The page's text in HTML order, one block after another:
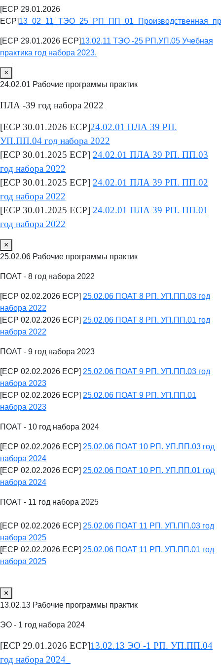
[ECP 29.01.2026
ECP]
[ECP 29.01.2026 ECP]13.02.11 ТЭО -25 РП.УП.05 Учебная
практика год набора 2023.
×
24.02.01 Рабочие программы практик
ПЛА -39 год набора 2022
[ECP 30.01.2026 ECP]24.02.01 ПЛА 39 РП.
УП.ПП.04 год набора 2022
[ECP 30.01.2025 ECP] 24.02.01 ПЛА 39 РП. ПП.03
год набора 2022
[ECP 30.01.2025 ECP] 24.02.01 ПЛА 39 РП. ПП.02
год набора 2022
[ECP 30.01.2025 ECP] 24.02.01 ПЛА 39 РП. ПП.01
год набора 2022
×
25.02.06 Рабочие программы практик
ПОАТ - 8 год набора 2022
[ECP 02.02.2026 ECP] 25.02.06 ПОАТ 8 РП. УП.ПП.03 год
набора 2022
[ECP 02.02.2026 ECP] 25.02.06 ПОАТ 8 РП. УП.ПП.01 год
набора 2022
ПОАТ - 9 год набора 2023
[ECP 02.02.2026 ECP] 25.02.06 ПОАТ 9 РП. УП.ПП.03 год
набора 2023
[ECP 02.02.2026 ECP] 25.02.06 ПОАТ 9 РП. УП.ПП.01
набора 2023
ПОАТ - 10 год набора 2024
[ECP 02.02.2026 ECP] 25.02.06 ПОАТ 10 РП. УП.ПП.03 год
набора 2024
[ECP 02.02.2026 ECP] 25.02.06 ПОАТ 10 РП. УП.ПП.01 год
набора 2024
ПОАТ - 11 год набора 2025
[ECP 02.02.2026 ECP] 25.02.06 ПОАТ 11 РП. УП.ПП.03 год
набора 2025
[ECP 02.02.2026 ECP] 25.02.06 ПОАТ 11 РП. УП.ПП.01 год
набора 2025
×
13.02.13 Рабочие программы практик
ЭО - 1 год набора 2024
[ECP 29.01.2026 ECP]13.02.13 ЭО -1 РП. УП.ПП.04
год набора 2024_